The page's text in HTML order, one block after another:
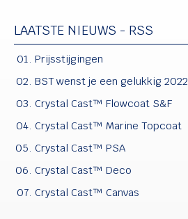
LAATSTE NIEUWS - RSS
Prijsstijgingen
BST wenst je een gelukkig 2022
Crystal Cast™ Flowcoat S&F
Crystal Cast™ Marine Topcoat
Crystal Cast™ PSA
Crystal Cast™ Deco
Crystal Cast™ Canvas